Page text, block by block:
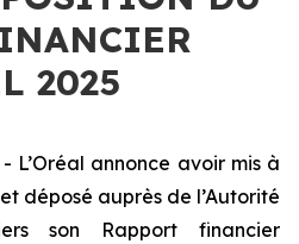
2025
L’Oréal annonce avoir mis à
déposé auprès de l’Autorité
son Rapport financier